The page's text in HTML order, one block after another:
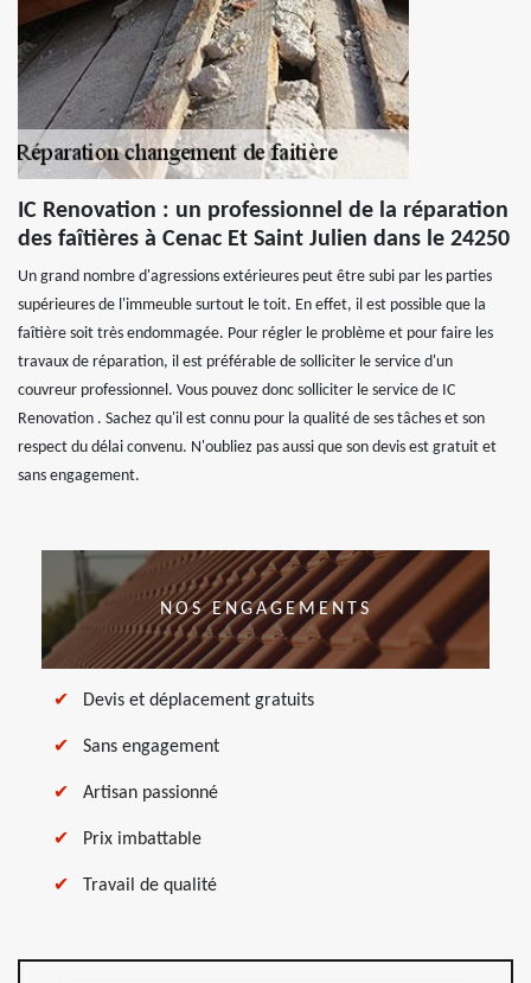
IC Renovation : un professionnel de la réparation
des faîtières à Cenac Et Saint Julien dans le 24250
Un grand nombre d'agressions extérieures peut être subi par les parties
supérieures de l'immeuble surtout le toit. En effet, il est possible que la
faîtière soit très endommagée. Pour régler le problème et pour faire les
travaux de réparation, il est préférable de solliciter le service d'un
couvreur professionnel. Vous pouvez donc solliciter le service de IC
Renovation . Sachez qu'il est connu pour la qualité de ses tâches et son
respect du délai convenu. N'oubliez pas aussi que son devis est gratuit et
sans engagement.
NOS ENGAGEMENTS
Devis et déplacement gratuits
Sans engagement
Artisan passionné
Prix imbattable
Travail de qualité